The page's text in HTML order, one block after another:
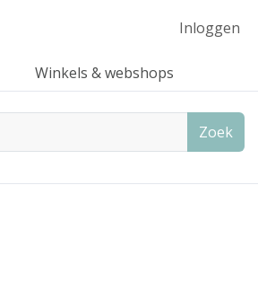
Inloggen
Winkels & webshops
Zoek